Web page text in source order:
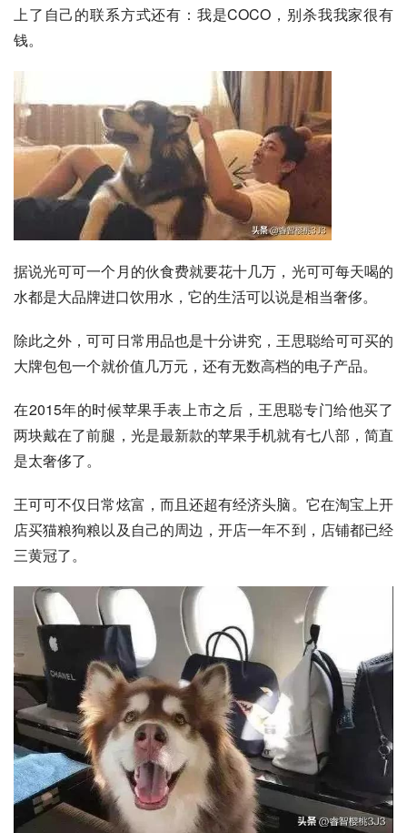
上了自己的联系方式还有：我是COCO，别杀我我家很有
钱。
据说光可可一个月的伙食费就要花十几万，光可可每天喝的
水都是大品牌进口饮用水，它的生活可以说是相当奢侈。
除此之外，可可日常用品也是十分讲究，王思聪给可可买的
大牌包包一个就价值几万元，还有无数高档的电子产品。
在2015年的时候苹果手表上市之后，王思聪专门给他买了
两块戴在了前腿，光是最新款的苹果手机就有七八部，简直
是太奢侈了。
王可可不仅日常炫富，而且还超有经济头脑。它在淘宝上开
店买猫粮狗粮以及自己的周边，开店一年不到，店铺都已经
三黄冠了。